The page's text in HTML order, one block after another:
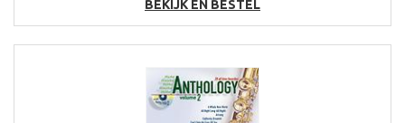
BEKIJK EN BESTEL